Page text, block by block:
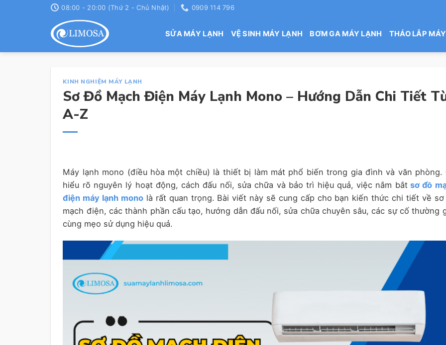
08:00 - 20:00 (Thứ 2 - Chủ Nhật) 0909 114 796
SỬA MÁY LẠNH VỆ SINH MÁY LẠNH BƠM GA MÁY LẠNH THÁO LẮP
KINH NGHIỆM MÁY LẠNH
Sơ Đồ Mạch Điện Máy Lạnh Mono – Hướng Dẫn Chi Tiết
A-Z
Máy lạnh mono (điều hòa một chiều) là thiết bị làm mát phổ biến trong gia đình và văn phòng.
hiểu rõ nguyên lý hoạt động, cách đấu nối, sửa chữa và bảo trì hiệu quả, việc nắm bắt sơ đồ
điện máy lạnh mono là rất quan trọng. Bài viết này sẽ cung cấp cho bạn kiến thức chi tiết về sơ
mạch điện, các thành phần cấu tạo, hướng dẫn đấu nối, sửa chữa chuyên sâu, các sự cố thường
cùng mẹo sử dụng hiệu quả.